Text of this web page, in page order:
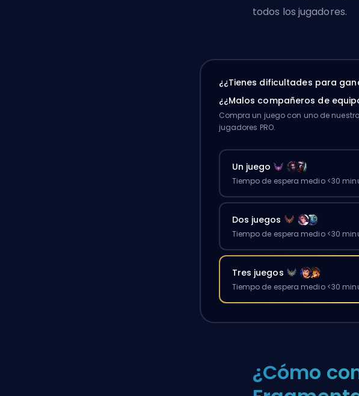
todos los jugadores.
¿¿Tienes dificultades para
¿¿Malos compañeros de
Compra un juego con uno de
jugadores PRO.
Un juego
Tiempo de espera medio <30
Dos juegos
Tiempo de espera medio <30
Tres juegos
Tiempo de espera medio <30
¿Cómo